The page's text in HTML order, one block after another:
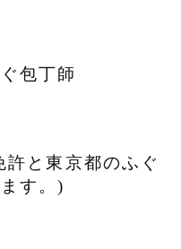
包丁師
と東京都のふぐ
す。)